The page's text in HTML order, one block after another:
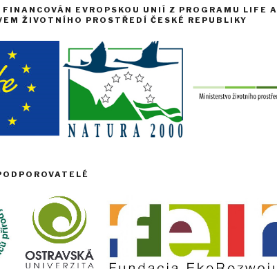
FINANCOVÁN EVROPSKOU UNIÍ Z PROGRAMU LIFE A
ŽIVOTNÍHO PROSTŘEDÍ ČESKÉ REPUBLIKY